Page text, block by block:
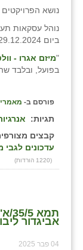
נושא הפרויקטים
נוהל עסקאות
ביום 29.12.2024 מחדד את כללי רמ"י בנושא –
"מיזם אגרו -
בפועל, ובלבד
פורסם ב-
תגיות:
קבצים
עדכונים לגבי
(1220 הורדות)
אביגדור
04 פבר 2025